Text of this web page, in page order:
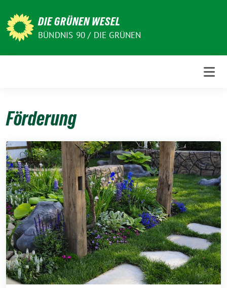
zum
Inhalt
DIE GRÜNEN WESEL
BÜNDNIS 90 / DIE GRÜNEN
Förderung